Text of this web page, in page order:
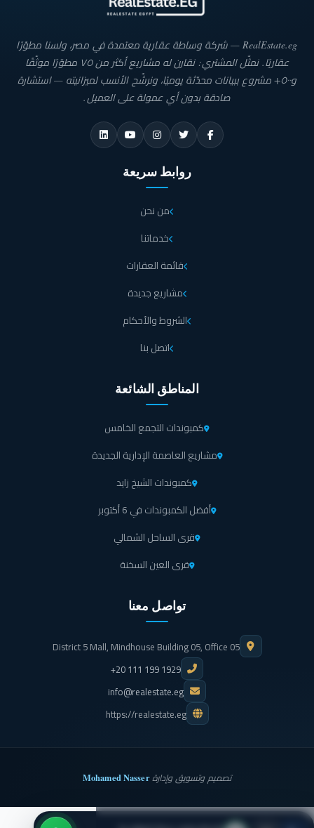
RealEstate.eg — شركة وساطة عقارية معتمدة في مصر، ولسنا مطوّرًا
عقاريًا. نمثّل المشتري: نقارن له مشاريع أكثر من ٧٥ مطوّرًا موثّقًا
و٥٠٠+ مشروع ببيانات محدّثة يوميًا، ونرشّح الأنسب لميزانيته — استشارة
صادقة بدون أي عمولة على العميل.
روابط سريعة
من نحن
خدماتنا
قائمة العقارات
مشاريع جديدة
الشروط والأحكام
اتصل بنا
المناطق الشائعة
كمبوندات التجمع الخامس
مشاريع العاصمة الإدارية الجديدة
كمبوندات الشيخ زايد
أفضل الكمبوندات في 6 أكتوبر
قرى الساحل الشمالي
قرى العين السخنة
تواصل معنا
District 5 Mall, Mindhouse Building 05, Office 05
+20 111 199 1929
info@realestate.eg
https://realestate.eg
تصميم وتسويق وإدارةMohamed Nasser